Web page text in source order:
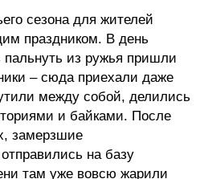
сезона для жителей
праздником. В день
пальнуть из ружья пришли
– сюда приехали даже
между собой, делились
и байками. После
замерзшие
на базу
там уже вовсю жарили